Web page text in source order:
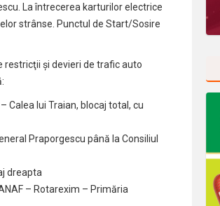
La întrecerea karturilor electrice
strânse. Punctul de Start/Sosire
restricţii şi devieri de trafic auto
Calea lui Traian, blocaj total, cu
Praporgescu până la Consiliul
dreapta
– Rotarexim – Primăria